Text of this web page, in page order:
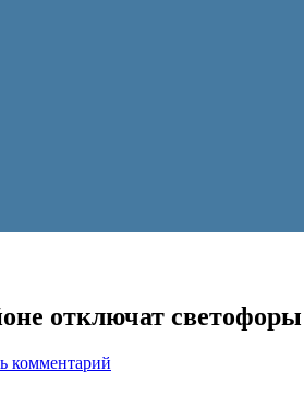
отключат светофоры
комментарий